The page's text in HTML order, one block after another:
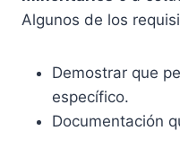
Algunos de los
Demostrar que
específico.
Documentación